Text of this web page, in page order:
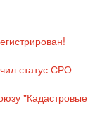
статус СРО
"Кадастровые